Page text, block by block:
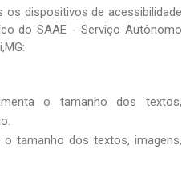
de acessibilidade
do SAAE - Serviço Autônomo
o tamanho dos textos,
o tamanho dos textos, imagens,